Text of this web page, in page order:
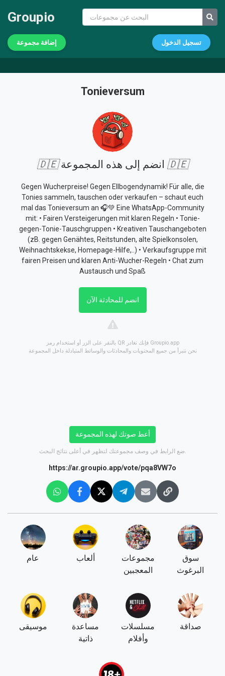
Groupio
إضافة مجموعة تسجيل الدخول
Tonieversum
🇩🇪 🇩🇪
Gegen Wucherpreise! Gegen Ellbogendynamik! Für alle, die
Tonies sammeln, tauschen oder verkaufen – schaut euch
mal das Tonieversum an 🎧💚 Eine WhatsApp-Community
mit: • Fairen Versteigerungen mit klaren Regeln • Tonie-
gegen-Tonie-Tauschgruppen • Kreativen Tauschangeboten
(zB. gegen Genähtes, Reitstunden, alte Spielkonsolen,
Weihnachtskekse, Homepage-Hilfe,..) • Verkaufsgruppe mit
fairen Preisen und klaren Anti-Wucher-Regeln • Chat zum
Austausch und Spaß
انضم للمحادثة الآن
بالنقر على الزر أو استخدام رمز QR فإنك تغادر Groupio.app
نحن نتبرأ من جميع المحتويات والمحادثات والوسائط المتبادلة داخل المجموعة
أعط صوتك لهذه المجموعة
https://ar.groupio.app/vote/pqa8VW7o
عام ألعاب
مجموعات
المعجبين
سوق
البرغوث
موسيقى
مساعدة
ذاتية
مسلسلات
وأفلام
صداقة